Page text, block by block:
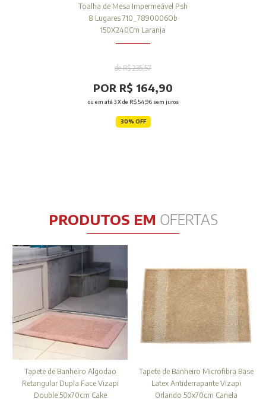
Toalha de Mesa Impermeável Psh
8 Lugares 710_7890006Ob
150X240Cm Laranja
de R$ 235,57
POR R$ 164,90
ou em até 3X de R$ 54,96sem juros
30% OFF
PRODUTOS EM OFERTAS
Tapete de Banheiro Algodao
Retangular Dupla Face Vizapi
Double 50x70cm Cake
Tapete de Banheiro Microfibra Base
Latex Antiderrapante Vizapi
Orlando 50x70cm Canela